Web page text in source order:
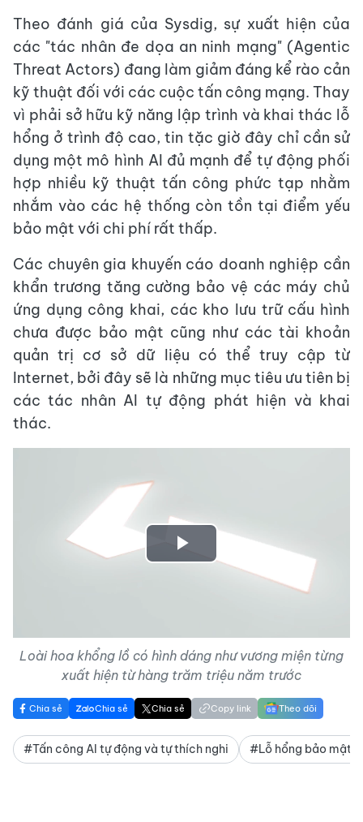
Theo đánh giá của Sysdig, sự xuất hiện của
các "tác nhân đe dọa an ninh mạng" (Agentic
Threat Actors) đang làm giảm đáng kể rào cản
kỹ thuật đối với các cuộc tấn công mạng. Thay
vì phải sở hữu kỹ năng lập trình và khai thác lỗ
hổng ở trình độ cao, tin tặc giờ đây chỉ cần sử
dụng một mô hình AI đủ mạnh để tự động phối
hợp nhiều kỹ thuật tấn công phức tạp nhằm
nhắm vào các hệ thống còn tồn tại điểm yếu
bảo mật với chi phí rất thấp.
Các chuyên gia khuyến cáo doanh nghiệp cần
khẩn trương tăng cường bảo vệ các máy chủ
ứng dụng công khai, các kho lưu trữ cấu hình
chưa được bảo mật cũng như các tài khoản
quản trị cơ sở dữ liệu có thể truy cập từ
Internet, bởi đây sẽ là những mục tiêu ưu tiên bị
các tác nhân AI tự động phát hiện và khai
thác.
Play
Loài hoa khổng lồ có hình dáng như vương miện từng
xuất hiện từ hàng trăm triệu năm trước
Chia sẻ Chia sẻ Chia sẻ Copy link Theo dõi
#Tấn công AI tự động và tự thích nghi #Lỗ hổng bảo mật